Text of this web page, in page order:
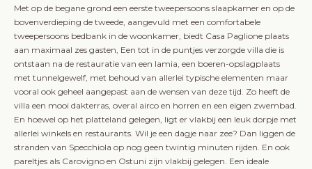
Met op de begane grond een eerste tweepersoons slaapkamer en op de
bovenverdieping de tweede, aangevuld met een comfortabele
tweepersoons bedbank in de woonkamer, biedt Casa Paglione plaats
aan maximaal zes gasten, Een tot in de puntjes verzorgde villa die is
ontstaan na de restauratie van een lamia, een boeren-opslagplaats
met tunnelgewelf, met behoud van allerlei typische elementen maar
vooral ook geheel aangepast aan de wensen van deze tijd. Zo heeft de
villa een mooi dakterras, overal airco en horren en een eigen zwembad.
En hoewel op het platteland gelegen, ligt er vlakbij een leuk dorpje met
allerlei winkels en restaurants. Wil je een dagje naar zee? Dan liggen de
stranden van Specchiola op nog geen twintig minuten rijden. En ook
pareltjes als Carovigno en Ostuni zijn vlakbij gelegen. Een ideale